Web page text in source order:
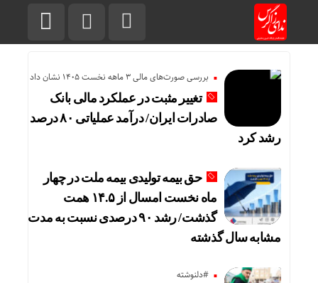
بررسی صورت‌های مالی 3 ماهه نخست 1405 نشان داد
تغییر مثبت در عملکرد مالی بانک
صادرات ایران/ درآمد عملیاتی ۸۰ درصد
رشد کرد
حق بیمه تولیدی بیمه ملت در چهار
ماه نخست امسال از ۱۴.۵ همت
گذشت/ رشد ۹۰ درصدی نسبت به مدت
مشابه سال گذشته
#دلنوشته